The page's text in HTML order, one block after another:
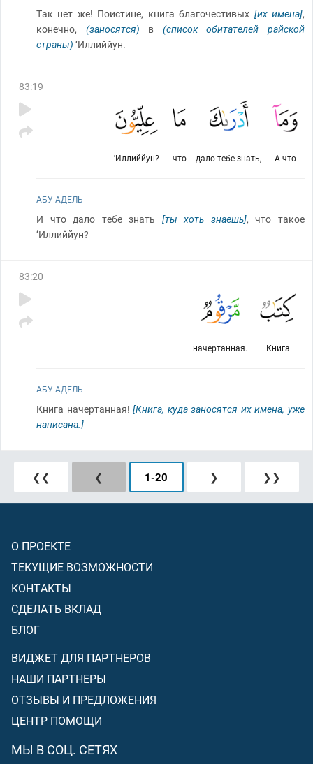
Так нет же! Поистине, книга благочестивых [их имена],
конечно, (заносятся) в (список обитателей райской
страны) ‘Иллиййун.
83:19
А что
дало тебе знать,
что
'Иллиййун?
АБУ АДЕЛЬ
И что дало тебе знать [ты хоть знаешь], что такое
‘Иллиййун?
83:20
Книга
начертанная.
АБУ АДЕЛЬ
Книга начертанная![Книга, куда заносятся их имена, уже
написана.]
❮❮ ❮ 1-20 ❯ ❯❯
О ПРОЕКТЕ
ТЕКУЩИЕ ВОЗМОЖНОСТИ
КОНТАКТЫ
СДЕЛАТЬ ВКЛАД
БЛОГ
ВИДЖЕТ ДЛЯ ПАРТНЕРОВ
НАШИ ПАРТНЕРЫ
ОТЗЫВЫ И ПРЕДЛОЖЕНИЯ
ЦЕНТР ПОМОЩИ
МЫ В СОЦ. СЕТЯХ